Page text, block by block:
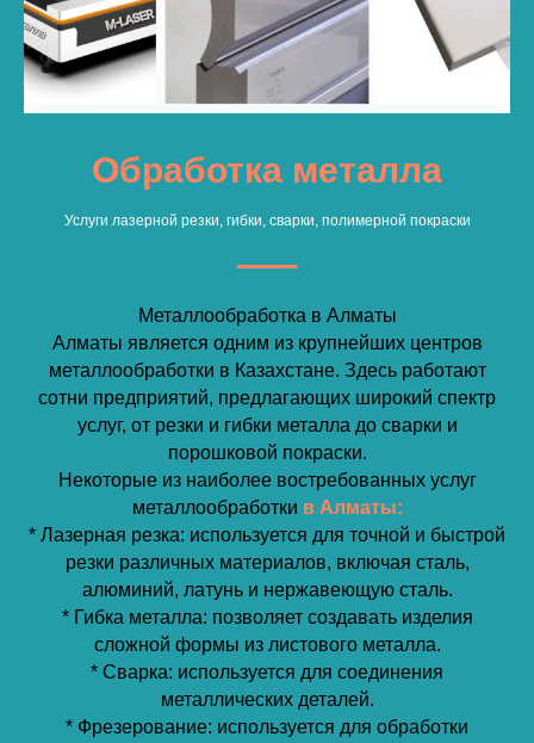
Обработка металла
Услуги лазерной резки, гибки, сварки, полимерной покраски
Металлообработка в Алматы
Алматы является одним из крупнейших центров
металлообработки в Казахстане. Здесь работают
сотни предприятий, предлагающих широкий спектр
услуг, от резки и гибки металла до сварки и
порошковой покраски.
Некоторые из наиболее востребованных услуг
металлообработки в Алматы:
* Лазерная резка: используется для точной и быстрой
резки различных материалов, включая сталь,
алюминий, латунь и нержавеющую сталь.
* Гибка металла: позволяет создавать изделия
сложной формы из листового металла.
* Сварка: используется для соединения
металлических деталей.
* Фрезерование: используется для обработки